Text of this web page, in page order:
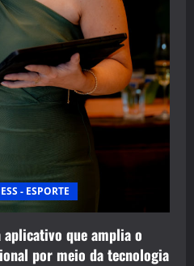
- ESPORTE
que amplia o
por meio da tecnologia